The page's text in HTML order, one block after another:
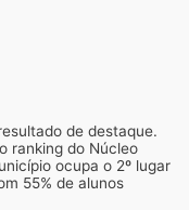
de destaque.
ranking do Núcleo
ocupa o 2º lugar
55% de alunos